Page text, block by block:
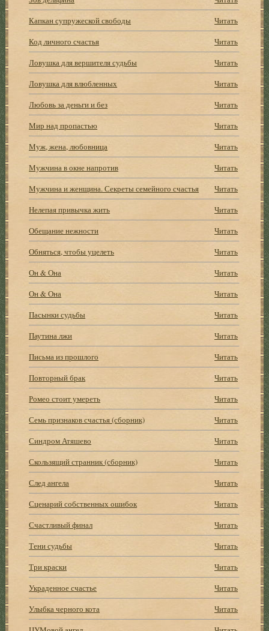
Капкан супружеской свободы
Читать
Код личного счастья
Читать
Ловушка для вершителя судьбы
Читать
Ловушка для влюбленных
Читать
Любовь за деньги и без
Читать
Мир над пропастью
Читать
Муж, жена, любовница
Читать
Мужчина в окне напротив
Читать
Мужчина и женщина. Секреты семейного счастья
Читать
Нелепая привычка жить
Читать
Обещание нежности
Читать
Обняться, чтобы уцелеть
Читать
Он & Она
Читать
Он & Она
Читать
Пасынки судьбы
Читать
Паутина лжи
Читать
Письма из прошлого
Читать
Повторный брак
Читать
Ромео стоит умереть
Читать
Семь признаков счастья (сборник)
Читать
Синдром Атяшево
Читать
Скользящий странник (сборник)
Читать
След ангела
Читать
Сценарий собственных ошибок
Читать
Счастливый финал
Читать
Тени судьбы
Читать
Три краски
Читать
Украденное счастье
Читать
Улыбка черного кота
Читать